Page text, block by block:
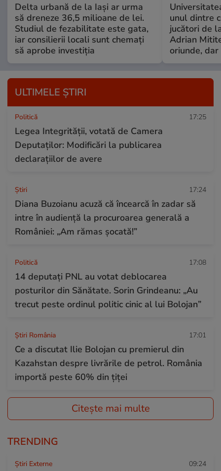
Delta urbană de la Iași ar urma
să dreneze 36,5 milioane de lei.
Studiul de fezabilitate este gata,
iar consilierii locali sunt chemați
să aprobe investiția
unul dintre
jucători de
Adrian
oriunde, dar
ULTIMELE ȘTIRI
Politică 17:25
Legea Integrității, votată de Camera
Deputaților: Modificări la publicarea
declarațiilor de avere
Ştiri 17:24
Diana Buzoianu acuză că încearcă în zadar să
intre în audiență la procuroarea generală a
României: „Am rămas șocată!”
Politică 17:08
14 deputaţi PNL au votat deblocarea
posturilor din Sănătate. Sorin Grindeanu: „Au
trecut peste ordinul politic cinic al lui Bolojan”
Știri România 17:01
Ce a discutat Ilie Bolojan cu premierul din
Kazahstan despre livrările de petrol. România
importă peste 60% din țiței
Citește mai multe
TRENDING
Știri Externe 09:24